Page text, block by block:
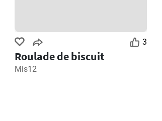
3
Roulade de biscuit
Mis12